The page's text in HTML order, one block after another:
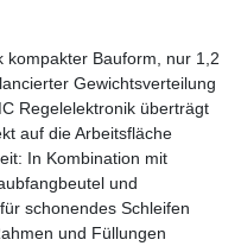
kompakter Bauform, nur 1,2
Gewichtsverteilung
Regelelektronik überträgt
auf die Arbeitsfläche
In Kombination mit
und
schonendes Schleifen
und Füllungen